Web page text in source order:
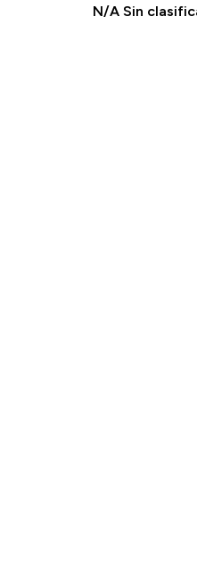
N/A Sin